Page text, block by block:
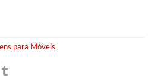
para Móveis